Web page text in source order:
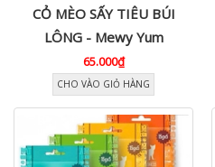
CỎ MÈO SẤY TIÊU BÚI
LÔNG - Mewy Yum
65.000₫
CHO VÀO GIỎ HÀNG